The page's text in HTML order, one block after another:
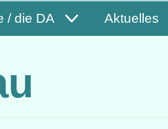
/ die DA Aktuelles